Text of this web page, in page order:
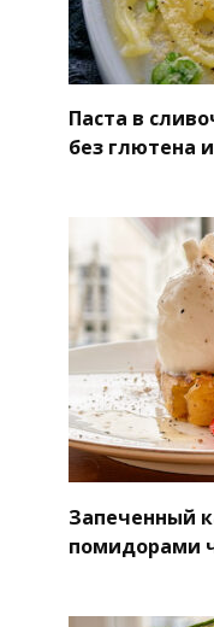
Паста в
без глютена
Запеченный
помидорами